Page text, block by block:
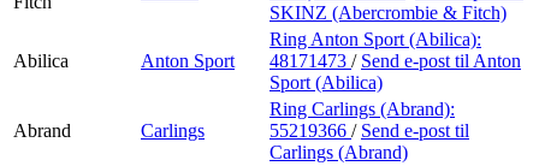
Gavekort
Finn frem
SKINZ (Abercrombie & Fitch)
Abilica Anton Sport
Ring Anton Sport (Abilica):
48171473 / Send e-post til Anton
Sport (Abilica)
Abrand Carlings
Ring Carlings (Abrand):
55219366 / Send e-post til
Carlings (Abrand)